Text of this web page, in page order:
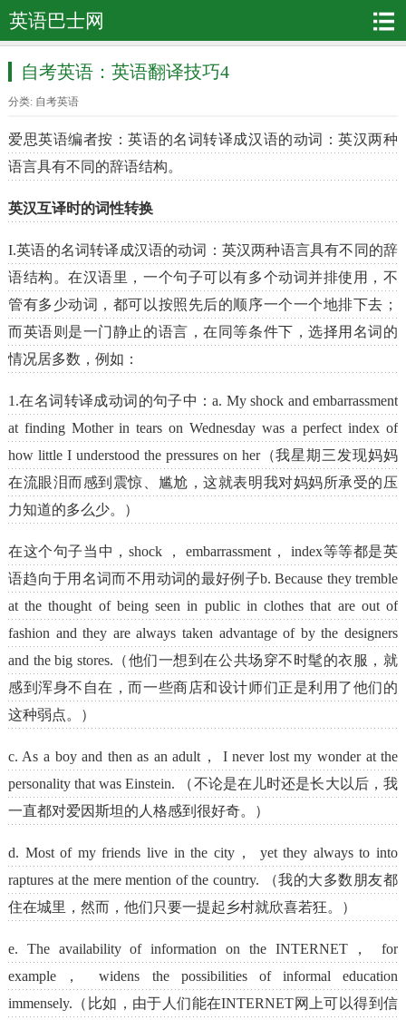
英语巴士网
自考英语：英语翻译技巧4
分类: 自考英语
爱思英语编者按：英语的名词转译成汉语的动词：英汉两种
语言具有不同的辞语结构。
英汉互译时的词性转换
I.英语的名词转译成汉语的动词：英汉两种语言具有不同的辞
语结构。在汉语里，一个句子可以有多个动词并排使用，不
管有多少动词，都可以按照先后的顺序一个一个地排下去；
而英语则是一门静止的语言，在同等条件下，选择用名词的
情况居多数，例如：
1.在名词转译成动词的句子中：a. My shock and embarrassment
at finding Mother in tears on Wednesday was a perfect index of
how little I understood the pressures on her（我星期三发现妈妈
在流眼泪而感到震惊、尴尬，这就表明我对妈妈所承受的压
力知道的多么少。）
在这个句子当中，shock ， embarrassment， index等等都是英
语趋向于用名词而不用动词的最好例子b. Because they tremble
at the thought of being seen in public in clothes that are out of
fashion and they are always taken advantage of by the designers
and the big stores.（他们一想到在公共场穿不时髦的衣服，就
感到浑身不自在，而一些商店和设计师们正是利用了他们的
这种弱点。）
c. As a boy and then as an adult， I never lost my wonder at the
personality that was Einstein. （不论是在儿时还是长大以后，我
一直都对爱因斯坦的人格感到很好奇。）
d. Most of my friends live in the city， yet they always to into
raptures at the mere mention of the country. （我的大多数朋友都
住在城里，然而，他们只要一提起乡村就欣喜若狂。）
e. The availability of information on the INTERNET， for
example， widens the possibilities of informal education
immensely.（比如，由于人们能在INTERNET网上可以得到信